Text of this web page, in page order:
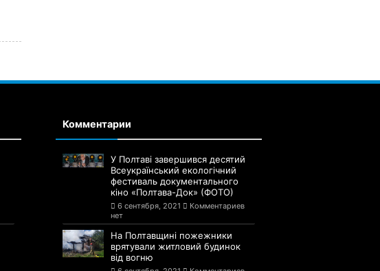
Комментарии
У Полтаві завершився десятий
Всеукраїнський екологічний
фестиваль документального
кіно «Полтава-Док» (ФОТО)
6 сентября, 2021
Комментариев
нет
На Полтавщині пожежники
врятували житловий будинок
від вогню